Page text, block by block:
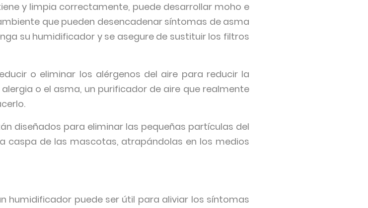
y limpia correctamente, puede desarrollar moho e
que pueden desencadenar síntomas de asma
su humidificador y se asegure de sustituir los filtros
o eliminar los alérgenos del aire para reducir la
o el asma, un purificador de aire que realmente
diseñados para eliminar las pequeñas partículas del
caspa de las mascotas, atrapándolas en los medios
humidificador puede ser útil para aliviar los síntomas